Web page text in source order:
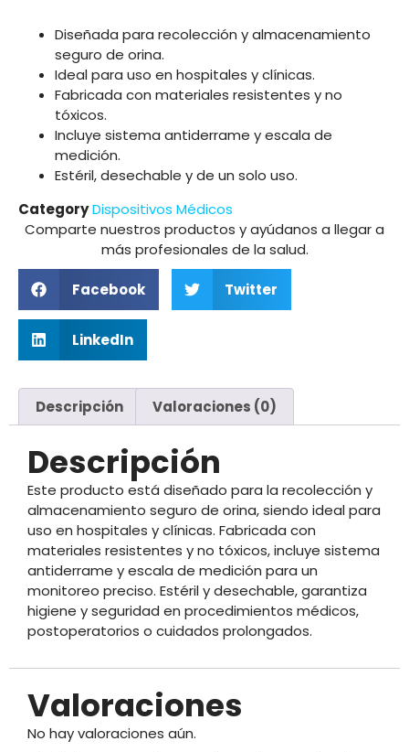
Diseñada para recolección y almacenamiento
seguro de orina.
Ideal para uso en hospitales y clínicas.
Fabricada con materiales resistentes y no
tóxicos.
Incluye sistema antiderrame y escala de
medición.
Estéril, desechable y de un solo uso.
CategoryDispositivos Médicos
Comparte nuestros productos y ayúdanos a llegar a
más profesionales de la salud.
Facebook Twitter
LinkedIn
Descripción Valoraciones (0)
Descripción
Este producto está diseñado para la recolección y
almacenamiento seguro de orina, siendo ideal para
uso en hospitales y clínicas. Fabricada con
materiales resistentes y no tóxicos, incluye sistema
antiderrame y escala de medición para un
monitoreo preciso. Estéril y desechable, garantiza
higiene y seguridad en procedimientos médicos,
postoperatorios o cuidados prolongados.
Valoraciones
No hay valoraciones aún.